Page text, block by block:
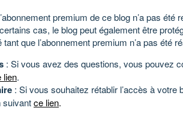
premium de ce blog n’a pas été
cas, le blog peut également être
que l’abonnement premium n’a pas été
: Si vous avez des questions, vous pouvez
lien.
: Si vous souhaitez rétablir l’accès à votre
suivantce lien.